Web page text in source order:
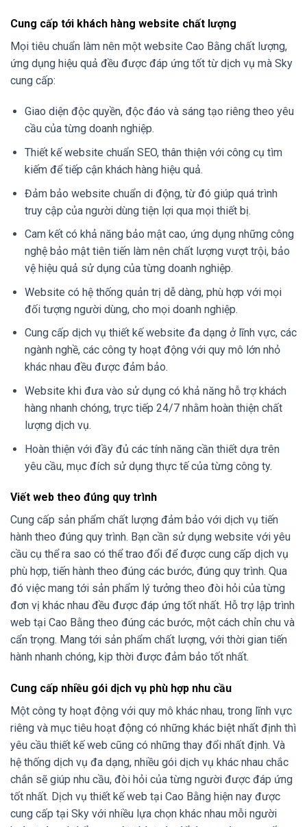
Cung cấp tới khách hàng website chất lượng
Mọi tiêu chuẩn làm nên một website Cao Bằng chất lượng,
ứng dụng hiệu quả đều được đáp ứng tốt từ dịch vụ mà Sky
cung cấp:
Giao diện độc quyền, độc đáo và sáng tạo riêng theo yêu
cầu của từng doanh nghiệp.
Thiết kế website chuẩn SEO, thân thiện với công cụ tìm
kiếm để tiếp cận khách hàng hiệu quả.
Đảm bảo website chuẩn di động, từ đó giúp quá trình
truy cập của người dùng tiện lợi qua mọi thiết bị.
Cam kết có khả năng bảo mật cao, ứng dụng những công
nghệ bảo mật tiên tiến làm nên chất lượng vượt trội, bảo
vệ hiệu quả sử dụng của từng doanh nghiệp.
Website có hệ thống quản trị dễ dàng, phù hợp với mọi
đối tượng người dùng, cho mọi doanh nghiệp.
Cung cấp dịch vụ thiết kế website đa dạng ở lĩnh vực, các
ngành nghề, các công ty hoạt động với quy mô lớn nhỏ
khác nhau đều được đảm bảo.
Website khi đưa vào sử dụng có khả năng hỗ trợ khách
hàng nhanh chóng, trực tiếp 24/7 nhằm hoàn thiện chất
lượng dịch vụ.
Hoàn thiện với đầy đủ các tính năng cần thiết dựa trên
yêu cầu, mục đích sử dụng thực tế của từng công ty.
Viết web theo đúng quy trình
Cung cấp sản phẩm chất lượng đảm bảo với dịch vụ tiến
hành theo đúng quy trình. Bạn cần sử dụng website với yêu
cầu cụ thể ra sao có thể trao đổi để được cung cấp dịch vụ
phù hợp, tiến hành theo đúng các bước, đúng quy trình. Qua
đó việc mang tới sản phẩm lý tưởng theo đòi hỏi của từng
đơn vị khác nhau đều được đáp ứng tốt nhất. Hỗ trợ lập trình
web tại Cao Bằng theo đúng các bước, một cách chỉn chu và
cẩn trọng. Mang tới sản phẩm chất lượng, với thời gian tiến
hành nhanh chóng, kịp thời được đảm bảo tốt nhất.
Cung cấp nhiều gói dịch vụ phù hợp nhu cầu
Một công ty hoạt động với quy mô khác nhau, trong lĩnh vực
riêng và mục tiêu hoạt động có những khác biệt nhất định thì
yêu cầu thiết kế web cũng có những thay đổi nhất định. Và
hệ thống dịch vụ đa dạng, nhiều gói dịch vụ khác nhau chắc
chắn sẽ giúp nhu cầu, đòi hỏi của từng người được đáp ứng
tốt nhất. Dịch vụ thiết kế web tại Cao Bằng hiện nay được
cung cấp tại Sky với nhiều lựa chọn khác nhau mỗi người